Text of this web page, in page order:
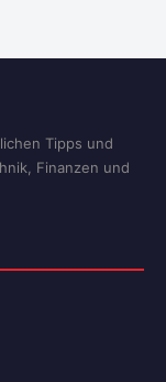
Tipps und
Finanzen und